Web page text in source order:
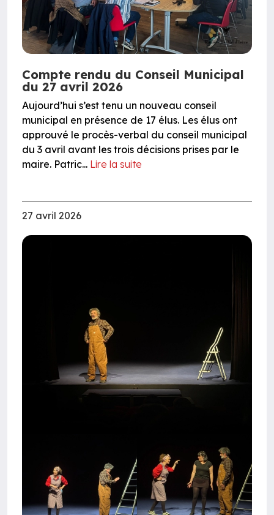
Compte rendu du Conseil Municipal
du 27 avril 2026
Aujourd’hui s’est tenu un nouveau conseil
municipal en présence de 17 élus. Les élus ont
approuvé le procès-verbal du conseil municipal
du 3 avril avant les trois décisions prises par le
maire. Patric... Lire la suite
27 avril 2026